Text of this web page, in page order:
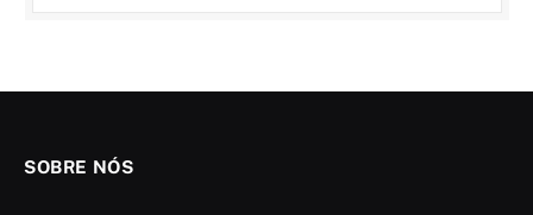
SOBRE NÓS